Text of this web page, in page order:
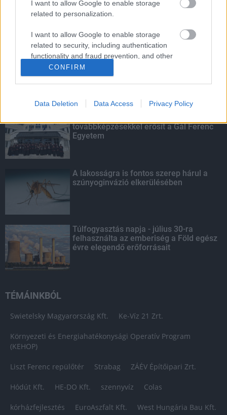
I want to allow Google to enable storage
related to personalization.
I want to allow Google to enable storage
related to security, including authentication
functionality and fraud prevention, and other
user protection.
CONFIRM
Data Deletion Data Access Privacy Policy
Több mint 40 helyszínen dolgozik
fennakadás nélkül a Híd-csoport
továbbképzésekkel erősít a Gál Ferenc
Egyetem
A lakosságra is fontos szerep hárul a
szúnyoginvázió elkerülésében
Túlfogyasztás napja - július 30-ra
felhasználta az emberiség a Föld egész
évre elegendő erőforrásait
TÉMÁINKBÓL
Swietelsky Magyarország Kft. Ke-Víz 21 Zrt.
Környezeti és Energiahatékonysági Operatív Program
(KEHOP)
Liszt Ferenc repülőtér Strabag ZÁÉV Építőipari Zrt.
Hódút Kft. HE-DO Kft. szennyvíz Colas
kórházfejlesztés EuroAszfalt Kft. West Hungária Bau Kft.